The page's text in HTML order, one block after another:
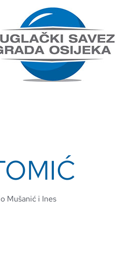
Mušanić i Ines